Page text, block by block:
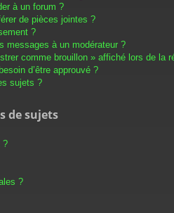
à un forum ?
de pièces jointes ?
?
messages à un modérateur ?
comme brouillon » affiché lors de la
d’être approuvé ?
sujets ?
de sujets
?
?